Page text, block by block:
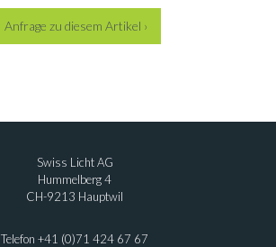
Anfrage zu diesem Artikel ›
Swiss Licht AG
Hummelberg 4
CH-9213 Hauptwil
Telefon +41 (0)71 424 67 67